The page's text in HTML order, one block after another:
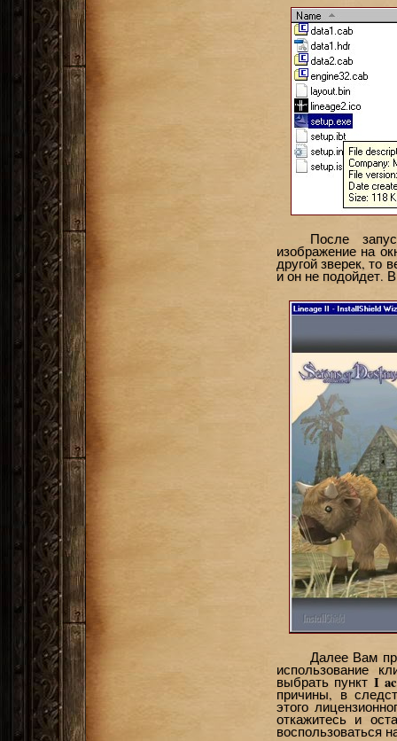
После
изображение на
другой зверек, то
и он не подойдет.
Далее Вам
использование
выбрать пункт I
причины, в
этого
откажитесь и
воспользоваться